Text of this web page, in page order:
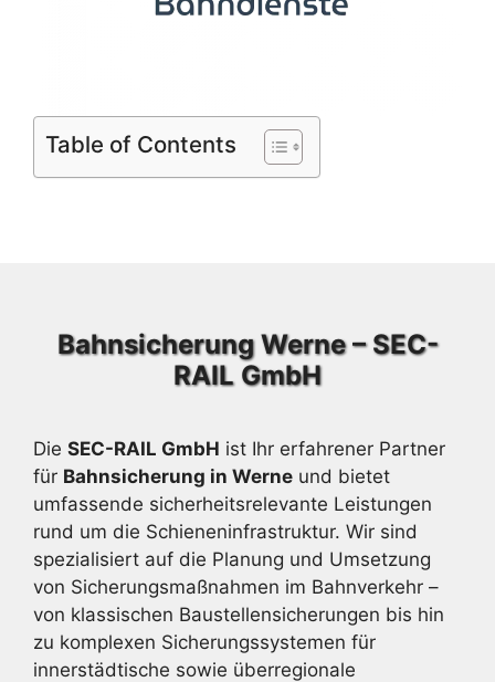
Table of Contents
Bahnsicherung Werne – SEC-
RAIL GmbH
Die SEC-RAIL GmbH ist Ihr erfahrener Partner
für Bahnsicherung in Werne und bietet
umfassende sicherheitsrelevante Leistungen
rund um die Schieneninfrastruktur. Wir sind
spezialisiert auf die Planung und Umsetzung
von Sicherungsmaßnahmen im Bahnverkehr –
von klassischen Baustellensicherungen bis hin
zu komplexen Sicherungssystemen für
innerstädtische sowie überregionale